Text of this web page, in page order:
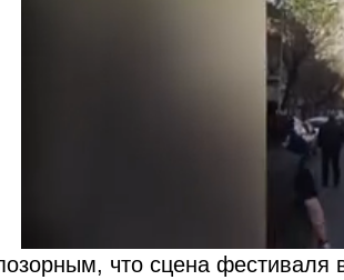
что сцена